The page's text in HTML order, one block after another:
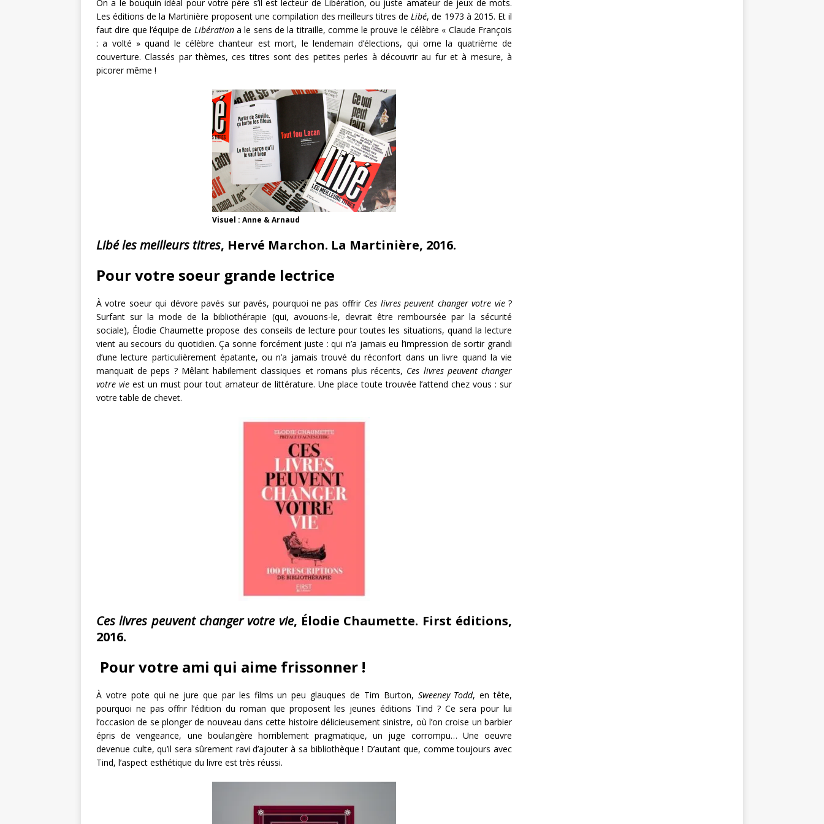
On a le bouquin idéal pour votre père s’il est lecteur de Libération, ou juste amateur de jeux de mots.
Les éditions de la Martinière proposent une compilation des meilleurs titres deLibé, de 1973 à 2015. Et il
faut dire que l’équipe de Libérationa le sens de la titraille, comme le prouve le célèbre « Claude François
: a volté » quand le célèbre chanteur est mort, le lendemain d’élections, qui orne la quatrième de
couverture. Classés par thèmes, ces titres sont des petites perles à découvrir au fur et à mesure, à
picorer même !
Visuel : Anne & Arnaud
Libé les meilleurs titres, Hervé Marchon. La Martinière, 2016.
Pour votre soeur grande lectrice
À votre soeur qui dévore pavés sur pavés, pourquoi ne pas offrir Ces livres peuvent changer votre vie?
Surfant sur la mode de la bibliothérapie (qui, avouons-le, devrait être remboursée par la sécurité
sociale), Élodie Chaumette propose des conseils de lecture pour toutes les situations, quand la lecture
vient au secours du quotidien. Ça sonne forcément juste : qui n’a jamais eu l’impression de sortir grandi
d’une lecture particulièrement épatante, ou n’a jamais trouvé du réconfort dans un livre quand la vie
manquait de peps ? Mêlant habilement classiques et romans plus récents, Ces livres peuvent changer
votre vie est un must pour tout amateur de littérature. Une place toute trouvée l’attend chez vous : sur
votre table de chevet.
Ces livres peuvent changer votre vie, Élodie Chaumette. First éditions,
2016.
Pour votre ami qui aime frissonner !
À votre pote qui ne jure que par les films un peu glauques de Tim Burton, Sweeney Todd, en tête,
pourquoi ne pas offrir l’édition du roman que proposent les jeunes éditions Tind ? Ce sera pour lui
l’occasion de se plonger de nouveau dans cette histoire délicieusement sinistre, où l’on croise un barbier
épris de vengeance, une boulangère horriblement pragmatique, un juge corrompu… Une oeuvre
devenue culte, qu’il sera sûrement ravi d’ajouter à sa bibliothèque ! D’autant que, comme toujours avec
Tind, l’aspect esthétique du livre est très réussi.